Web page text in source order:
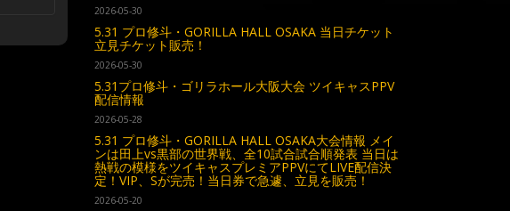
2026-05-30
5.31 プロ修斗・GORILLA HALL OSAKA 当日チケット
立見チケット販売！
2026-05-30
5.31プロ修斗・ゴリラホール大阪大会 ツイキャスPPV
配信情報
2026-05-28
5.31 プロ修斗・GORILLA HALL OSAKA大会情報 メイ
ンは田上vs黒部の世界戦、全10試合試合順発表 当日は
熱戦の模様をツイキャスプレミアPPVにてLIVE配信決
定！VIP、Sが完売！当日券で急遽、立見を販売！
2026-05-20